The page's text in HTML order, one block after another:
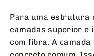
Para uma estrutura
camadas superior e
com fibra. A
concreto comum.